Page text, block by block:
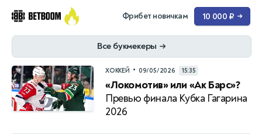
Фрибет новичкам 10 000 ₽ →
Все букмекеры →
ХОККЕЙ • 09/05/2026 15:35
«Локомотив» или «Ак Барс»?
Превью финала Кубка Гагарина
2026